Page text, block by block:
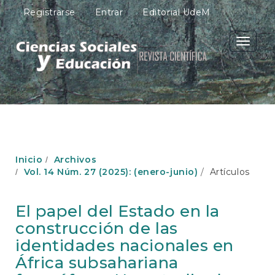
N
a
v
e
g
a
c
i
ó
n
a
l
C
o
n
Registrarse Entrar Editorial UdeM
Toggle
Inicio
Archivos
Vol. 14 Núm. 27 (2025): (enero-junio)
Artículos
El papel del Estado en la
construcción de las
identidades nacionales en
África subsahariana